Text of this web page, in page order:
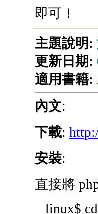
即可！
主題說明:
更新日期:
適用書籍:
內文:
下載:
安裝:
直接將
linux$